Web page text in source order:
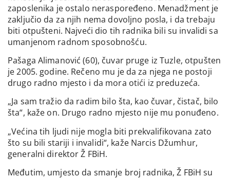
zaposlenika je ostalo neraspoređeno. Menadžment je
zaključio da za njih nema dovoljno posla, i da trebaju
biti otpušteni. Najveći dio tih radnika bili su invalidi sa
umanjenom radnom sposobnošću.
Pašaga Alimanović (60), čuvar pruge iz Tuzle, otpušten
je 2005. godine. Rečeno mu je da za njega ne postoji
drugo radno mjesto i da mora otići iz preduzeća.
„Ja sam tražio da radim bilo šta, kao čuvar, čistač, bilo
šta“, kaže on. Drugo radno mjesto nije mu ponuđeno.
„Većina tih ljudi nije mogla biti prekvalifikovana zato
što su bili stariji i invalidi“, kaže Narcis Džumhur,
generalni direktor Ž FBiH.
Međutim, umjesto da smanje broj radnika, Ž FBiH su